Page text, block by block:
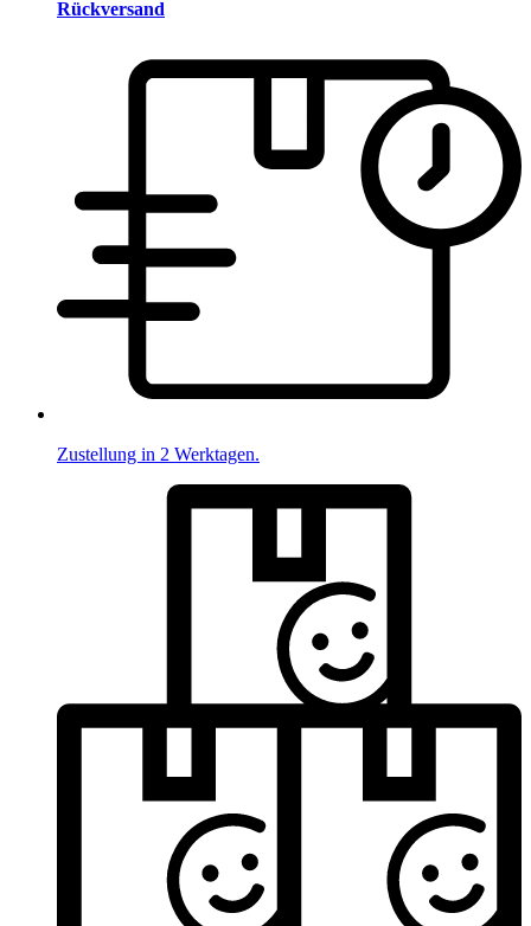
Rückversand
Zustellung in 2 Werktagen.